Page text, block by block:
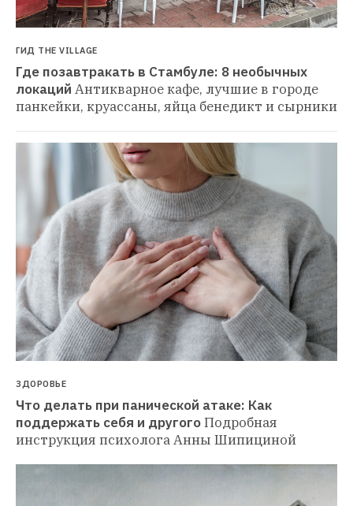
ГИД THE VILLAGE
Где позавтракать в Стамбуле: 8 необычных
локаций Антикварное кафе, лучшие в городе
панкейки, круассаны, яйца бенедикт и сырники
ЗДОРОВЬЕ
Что делать при панической атаке: Как
поддержать себя и другогоПодробная
инструкция психолога Анны Шипициной